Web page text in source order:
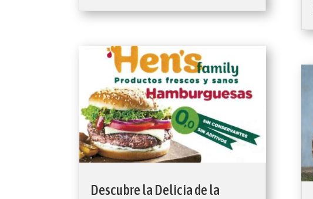
Descubre la Delicia de la